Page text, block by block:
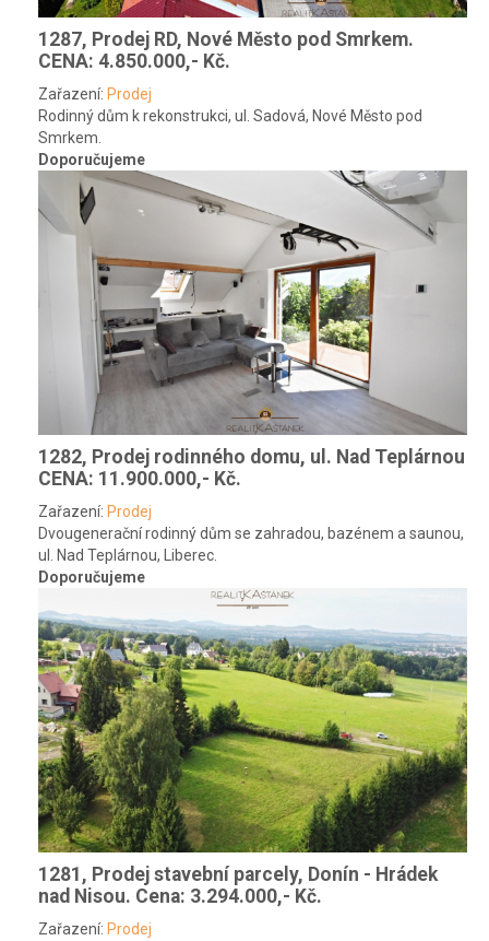
1287, Prodej RD, Nové Město pod Smrkem.
CENA: 4.850.000,- Kč.
Zařazení: Prodej
Rodinný dům k rekonstrukci, ul. Sadová, Nové Město pod
Smrkem.
Doporučujeme
1282, Prodej rodinného domu, ul. Nad Teplárnou
CENA: 11.900.000,- Kč.
Zařazení: Prodej
Dvougenerační rodinný dům se zahradou, bazénem a saunou,
ul. Nad Teplárnou, Liberec.
Doporučujeme
1281, Prodej stavební parcely, Donín - Hrádek
nad Nisou. Cena: 3.294.000,- Kč.
Zařazení: Prodej